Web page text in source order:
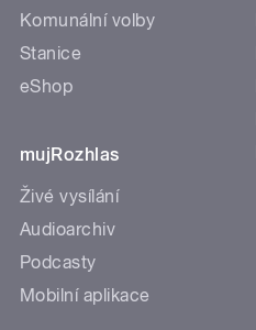
Komunální volby
Stanice
eShop
mujRozhlas
Živé vysílání
Audioarchiv
Podcasty
Mobilní aplikace